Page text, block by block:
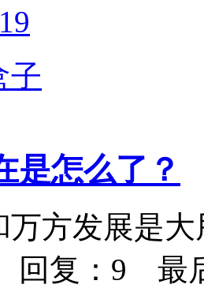
子
是怎么了？
万方发展是
复：9 最